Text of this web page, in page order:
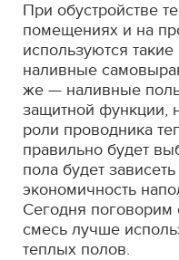
При обустройстве
помещениях и на
используются
наливные
же — наливные
защитной функции,
роли проводника
правильно будет
пола будет
экономичность
Сегодня
смесь лучше
теплых полов.